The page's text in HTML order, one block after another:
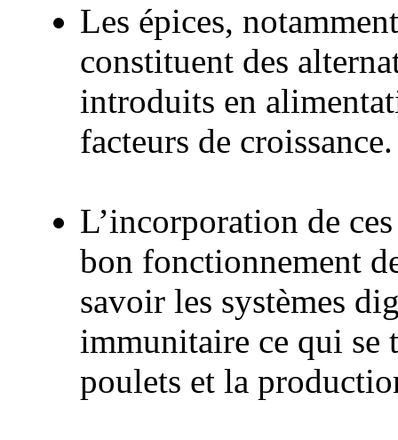
Les épices,
constituent des
introduits en
facteurs de croissance.
L’incorporation de
bon fonctionnement
savoir les systèmes
immunitaire ce qui se
poulets et la